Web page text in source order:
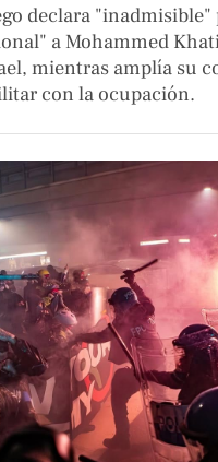
declara "inadmisible"
a Mohammed
mientras amplía su
con la ocupación.